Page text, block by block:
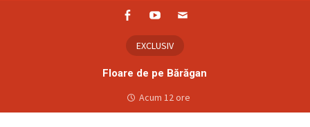
EXCLUSIV
Floare de pe Bărăgan
Acum 12 ore